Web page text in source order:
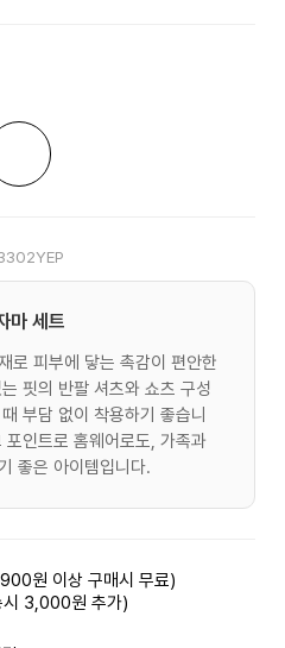
마 세트
로 피부에 닿는 촉감이 편안한
핏의 반팔 셔츠와 쇼츠 구성
부담 없이 착용하기 좋습니
인트로 홈웨어로도, 가족과
좋은 아이템입니다.
원 이상 구매시 무료)
시 3,000원 추가)